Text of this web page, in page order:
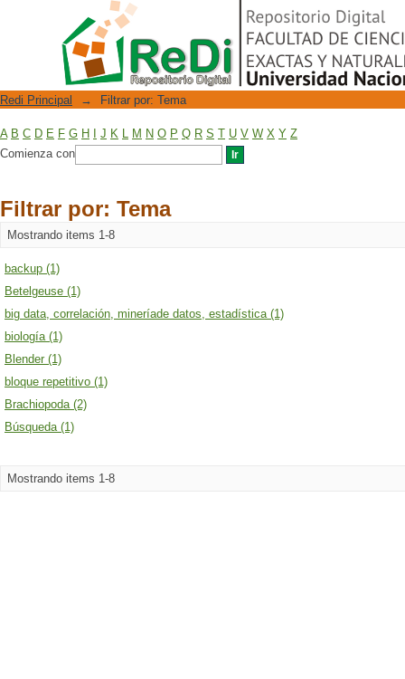
Filtrar por: Tema
Repositorio Digital
Redi Principal → Filtrar por: Tema
A B C D E F G H J K L M N O P Q R S T U V W X Y Z
Comienza con
Filtrar por: Tema
Mostrando items 1-8
backup (1)
Betelgeuse (1)
big data, correlación, mineríade datos, estadística (1)
biología (1)
Blender (1)
bloque repetitivo (1)
Brachiopoda (2)
Búsqueda (1)
Mostrando items 1-8